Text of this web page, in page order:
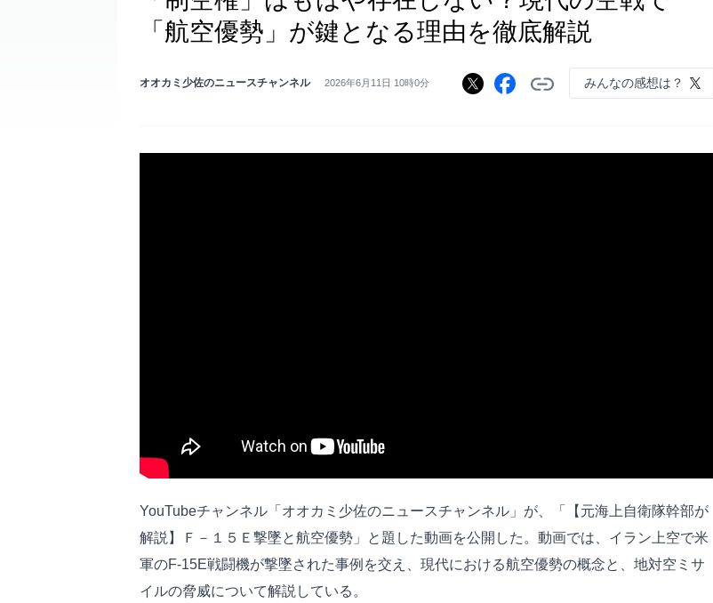
「航空優勢」が鍵となる理由を徹底解説
オオカミ少佐のニュースチャンネル 2026年6月11日 10時0分 みんなの感想は？
YouTubeチャンネル「オオカミ少佐のニュースチャンネル」が、「【元海上自衛隊幹部が
解説】Ｆ－１５Ｅ撃墜と航空優勢」と題した動画を公開した。動画では、イラン上空で米
軍のF-15E戦闘機が撃墜された事例を交え、現代における航空優勢の概念と、地対空ミサ
イルの脅威について解説している。